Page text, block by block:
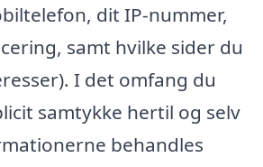
dit IP-nummer,
samt hvilke sider du
I det omfang du
samtykke hertil og selv
behandles